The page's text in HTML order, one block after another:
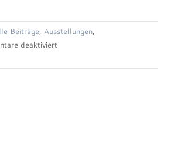
Beiträge, Ausstellungen,
deaktiviert
und
7/2024 – Bergisches Land